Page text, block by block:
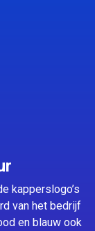
kapperslogo’s
van het bedrijf
en blauw ook